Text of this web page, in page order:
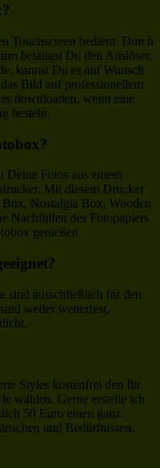
Touchscreen bedient. Durch
betätigst Du den Auslöser.
kannst Du es auf Wunsch
Bild auf professionellem
downloaden, wenn eine
besteht.
Deine Fotos aus einem
Mit diesem Drucker
Nostalgia Box, Wooden
Nachfüllen des Fotopapiers
genießen
sind ausschließlich für den
weder wetterfest,
Styles kostenfrei den für
wählen. Gerne erstelle ich
50 Euro einen ganz
und Bedürfnissen.